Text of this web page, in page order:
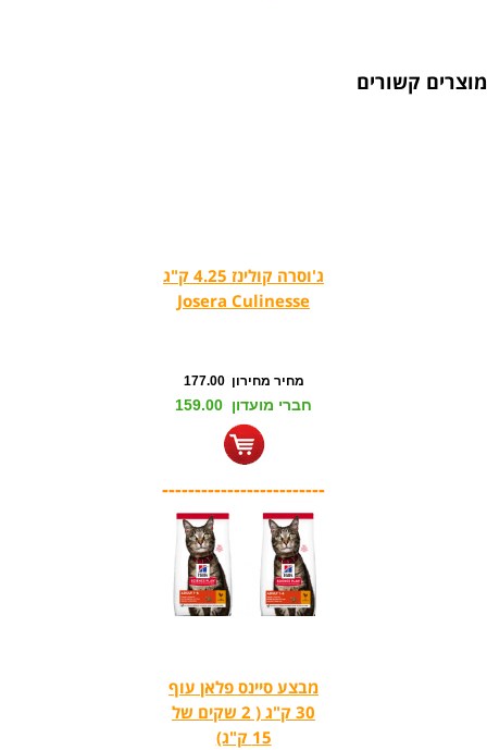
מוצרים קשורים
ג'וסרה קולינז 4.25 ק"ג
Josera Culinesse
מחיר מחירון 177.00
חברי מועדון 159.00
-------------------------
מבצע סיינס פלאן עוף
30 ק"ג ( 2 שקים של
15 ק"ג)